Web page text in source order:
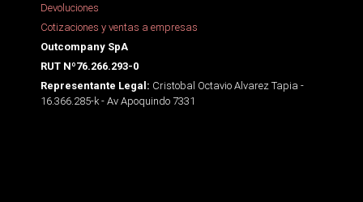
Devoluciones
Cotizaciones y ventas a empresas
Outcompany SpA
RUT Nº76.266.293-0
Representante Legal: Cristobal Octavio Alvarez Tapia -
16.366.285-k - Av Apoquindo 7331